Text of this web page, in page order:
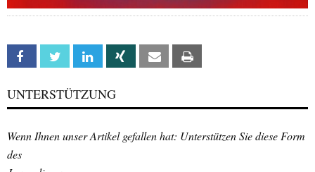
Facebook Twitter Linkedin Xing Email
UNTERSTÜTZUNG
Wenn Ihnen unser Artikel gefallen hat: Unterstützen Sie diese Form
des